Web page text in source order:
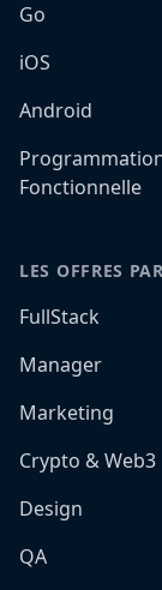
Go
iOS
Android
Fonctionnelle
LES OFFRES
FullStack
Manager
Marketing
Crypto & Web3
Design
QA